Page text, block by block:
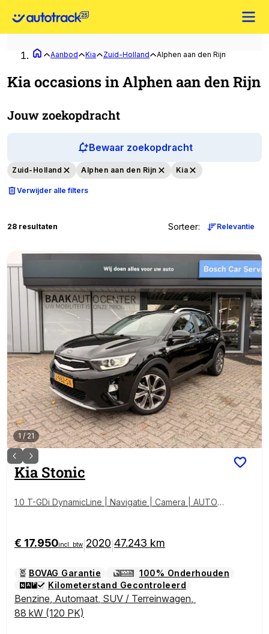
Aanbod Kia Zuid-Holland Alphen aan den Rijn
Kia occasions in Alphen aan den Rijn
Jouw zoekopdracht
Bewaar zoekopdracht
Zuid-Holland Alphen aan den Rijn Kia
Verwijder alle filters
28 resultaten Sorteer: Relevantie
1/21
Kia Stonic
1.0 T-GDi DynamicLine | Navigatie | Camera | AUTOM
€ 17.950incl. btw 2020 47.243 km
BOVAG Garantie
100% Onderhouden
Kilometerstand Gecontroleerd
Benzine, Automaat, SUV / Terreinwagen,
88 kW (120 PK)